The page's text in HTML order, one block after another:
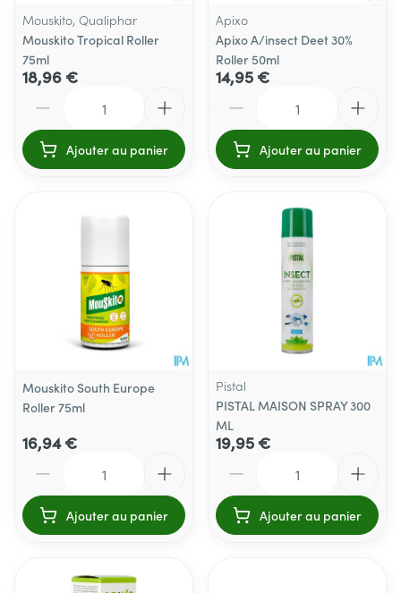
Mouskito, Qualiphar
Mouskito Tropical Roller
75ml
18,96 €
Ajouter au panier
Apixo
Apixo A/insect Deet 30%
Roller 50ml
14,95 €
Ajouter au panier
Mouskito South Europe
Roller 75ml
16,94 €
Ajouter au panier
Pistal
PISTAL MAISON SPRAY 300
ML
19,95 €
Ajouter au panier